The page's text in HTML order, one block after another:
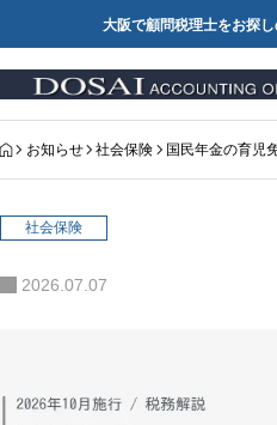
大阪で顧問税理士をお探
HOME
お知らせ 社会保険 国民年金の育児
社会保険
2026.07.07